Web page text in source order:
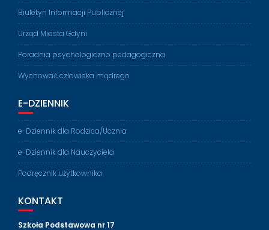
Biuletyn Informacji Publicznej
Urząd Miasta Gdyni
Poradnia psychologiczno pedagogiczna
Wychować człowieka mądrego
E-DZIENNIK
e-Dziennik dla Rodzica/Ucznia
e-Dziennik dla Nauczyciela
Podręcznik użytkownika
KONTAKT
Szkoła Podstawowa nr 17